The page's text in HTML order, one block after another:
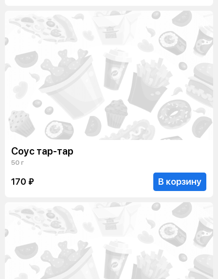
Соус тар-тар
50 г
170 ₽ В корзину